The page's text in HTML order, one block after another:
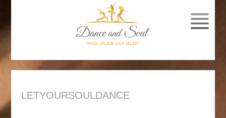
LETYOURSOULDANCE